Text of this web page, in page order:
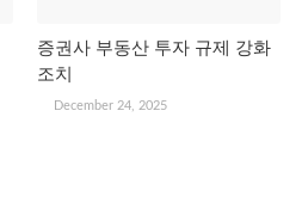
증권사 부동산 투자 규제 강화
조치
December 24, 2025